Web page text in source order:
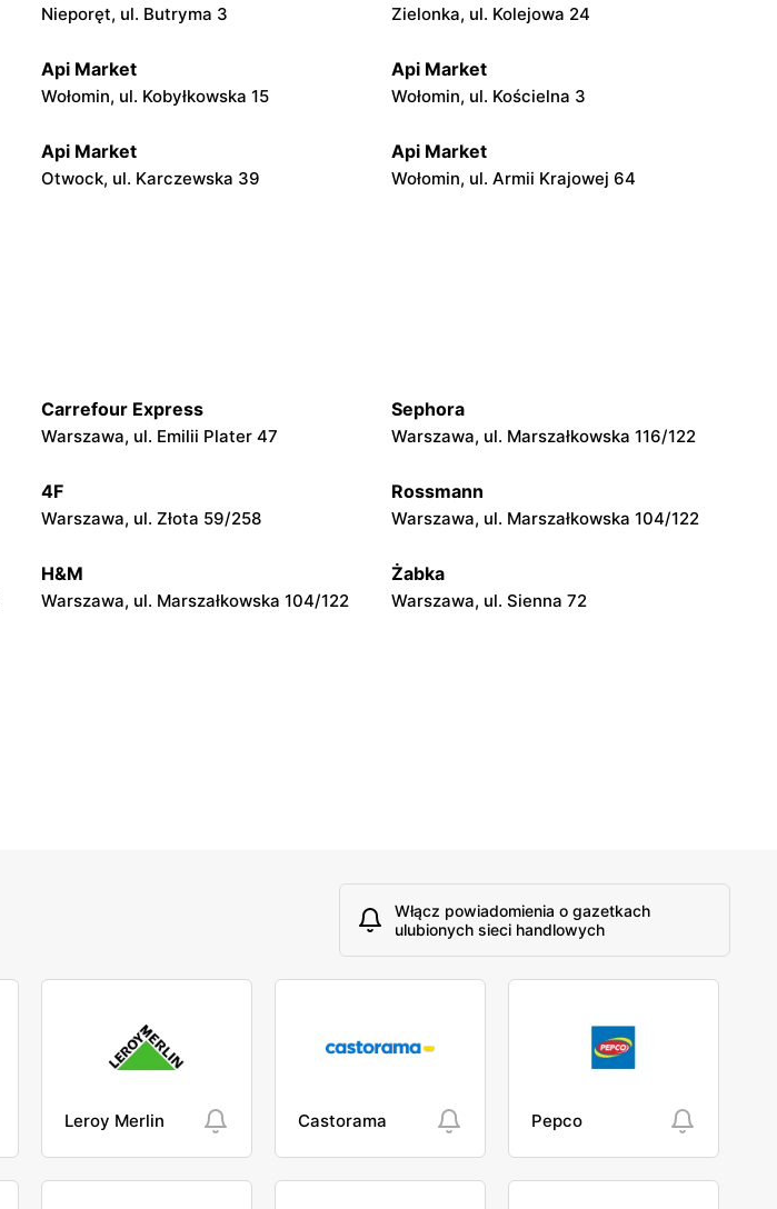
Nieporęt, ul. Butryma 3 Zielonka, ul. Kolejowa 24
Api Market
Wołomin, ul. Kobyłkowska 15
Api Market
Wołomin, ul. Kościelna 3
Api Market
Otwock, ul. Karczewska 39
Api Market
Wołomin, ul. Armii Krajowej 64
Carrefour Express
Warszawa, ul. Emilii Plater 47
Sephora
Warszawa, ul. Marszałkowska 116/122
4F
Warszawa, ul. Złota 59/258
Rossmann
Warszawa, ul. Marszałkowska 104/122
H&M
Warszawa, ul. Marszałkowska 104/122
Żabka
Warszawa, ul. Sienna 72
Włącz powiadomienia o gazetkach
ulubionych sieci handlowych
Leroy Merlin Castorama Pepco